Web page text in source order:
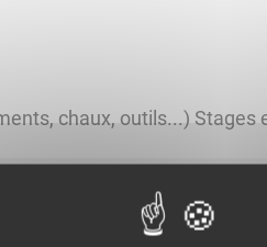
chaux, outils...)